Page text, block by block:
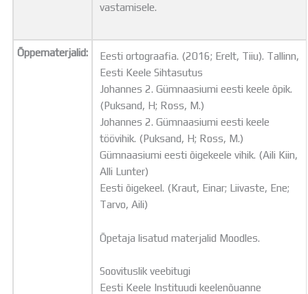
vastamisele.
Õppematerjalid:
Eesti ortograafia. (2016; Erelt, Tiiu). Tallinn,
Eesti Keele Sihtasutus
Johannes 2. Gümnaasiumi eesti keele õpik.
(Puksand, H; Ross, M.)
Johannes 2. Gümnaasiumi eesti keele
töövihik. (Puksand, H; Ross, M.)
Gümnaasiumi eesti õigekeele vihik. (Aili Kiin,
Alli Lunter)
Eesti õigekeel. (Kraut, Einar; Liivaste, Ene;
Tarvo, Aili)
Õpetaja lisatud materjalid Moodles.
Soovituslik veebitugi
Eesti Keele Instituudi keelenõuanne